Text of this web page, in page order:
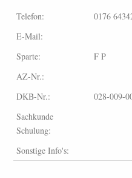
Telefon:
0176
E-Mail:
Sparte:
F P
AZ-Nr.:
DKB-Nr.:
028-009-
Sachkunde
Schulung:
Sonstige Info's: